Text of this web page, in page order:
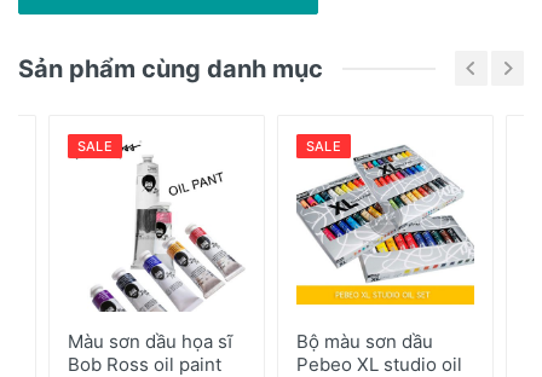
Sản phẩm cùng danh mục
SALE
Màu sơn dầu họa sĩ
Bob Ross oil paint
SALE
Bộ màu sơn dầu
Pebeo XL studio oil